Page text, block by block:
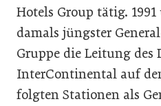
Hotels Group tätig.
damals jüngster
Gruppe die Leitung des
InterContinental auf
folgten Stationen als